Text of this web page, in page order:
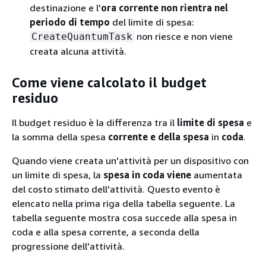
destinazione e l'ora corrente non rientra nel
periodo di tempo del limite di spesa:
CreateQuantumTask non riesce e non viene
creata alcuna attività.
Come viene calcolato il budget
residuo
Il budget residuo è la differenza tra il limite di spesa e
la somma della spesa corrente e della spesa in coda.
Quando viene creata un'attività per un dispositivo con
un limite di spesa, la spesa in coda viene aumentata
del costo stimato dell'attività. Questo evento è
elencato nella prima riga della tabella seguente. La
tabella seguente mostra cosa succede alla spesa in
coda e alla spesa corrente, a seconda della
progressione dell'attività.